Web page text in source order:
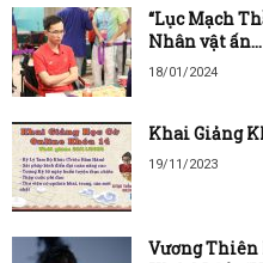
“Lục Mạch
Nhân vật ấn...
18/01/2024
Khai Giảng
19/11/2023
Vương Thiên